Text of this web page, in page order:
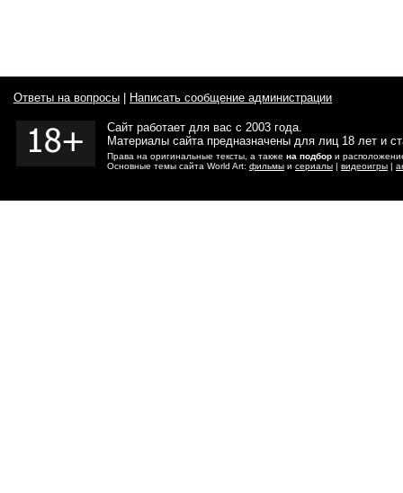
Ответы на вопросы Написать сообщение администрации
Сайт работает для вас с 2003 года.
Материалы сайта предназначены для лиц 18 лет и
Права на оригинальные тексты, а также на подбор и
Основные темы сайта World Art: фильмы и сериалы | видеоигры |